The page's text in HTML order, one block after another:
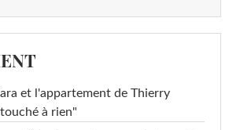
et l'appartement de Thierry
à rien"